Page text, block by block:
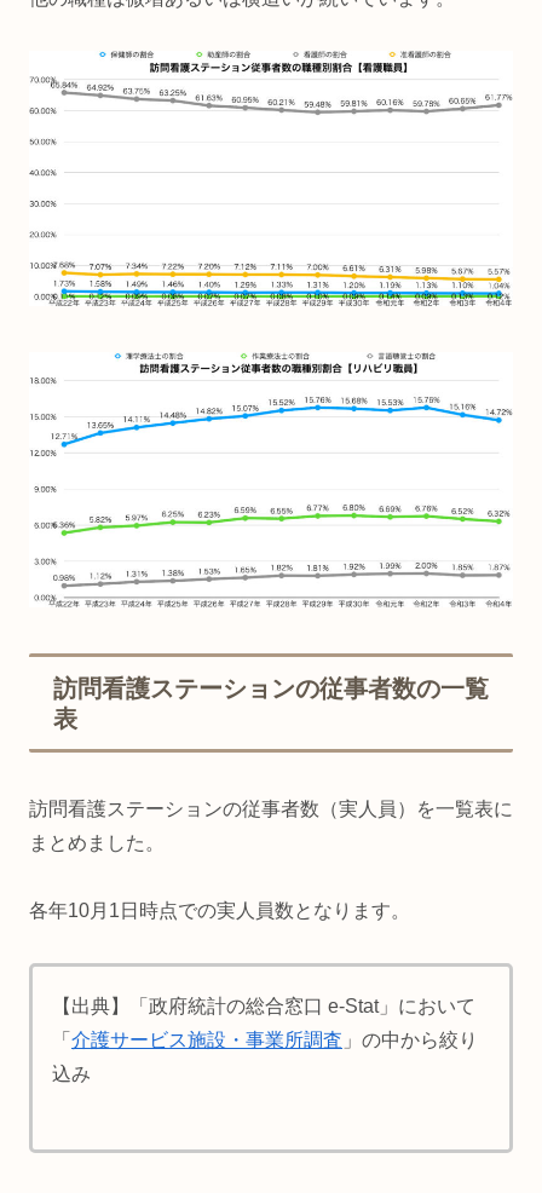
訪問看護ステーションの従事者数の一覧
表
訪問看護ステーションの従事者数（実人員）を一覧表に
まとめました。
各年10月1日時点での実人員数となります。
【出典】「政府統計の総合窓口 e-Stat」において
「 介護サービス施設・事業所調査 」の中から絞り
込み